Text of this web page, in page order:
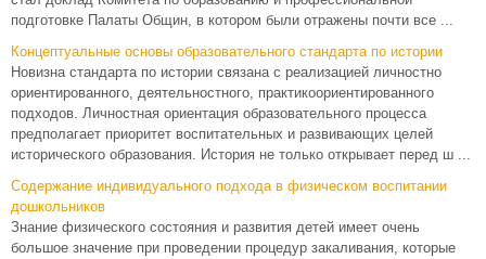
подготовке Палаты Общин, в котором были отражены почти все ...
Концептуальные основы образовательного стандарта по истории
Новизна стандарта по истории связана с реализацией личностно
ориентированного, деятельностного, практикоориентированного
подходов. Личностная ориентация образовательного процесса
предполагает приоритет воспитательных и развивающих целей
исторического образования. История не только открывает перед ш ...
Содержание индивидуального подхода в физическом воспитании
дошкольников
Знание физического состояния и развития детей имеет очень
большое значение при проведении процедур закаливания, которые